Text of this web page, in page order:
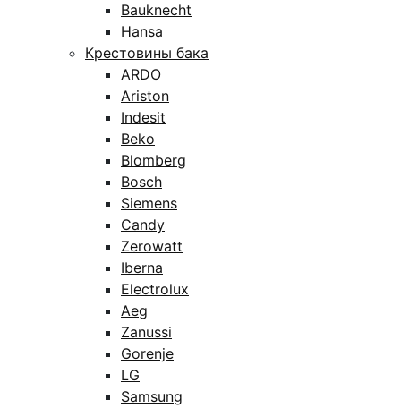
Bauknecht
Hansa
Крестовины бака
ARDO
Ariston
Indesit
Beko
Blomberg
Bosch
Siemens
Candy
Zerowatt
Iberna
Electrolux
Aeg
Zanussi
Gorenje
LG
Samsung